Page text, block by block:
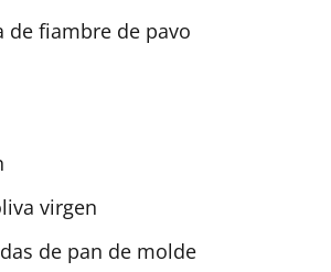
de fiambre de pavo
virgen
de pan de molde